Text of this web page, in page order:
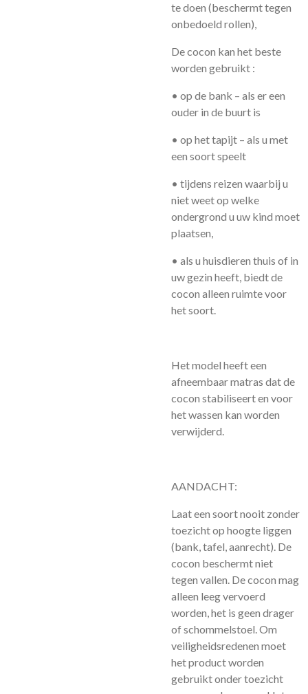
te doen (beschermt tegen
onbedoeld rollen),
De cocon kan het beste
worden gebruikt :
• op de bank – als er een
ouder in de buurt is
• op het tapijt – als u met
een soort speelt
• tijdens reizen waarbij u
niet weet op welke
ondergrond u uw kind moet
plaatsen,
• als u huisdieren thuis of in
uw gezin heeft, biedt de
cocon alleen ruimte voor
het soort.
Het model heeft een
afneembaar matras dat de
cocon stabiliseert en voor
het wassen kan worden
verwijderd.
AANDACHT:
Laat een soort nooit zonder
toezicht op hoogte liggen
(bank, tafel, aanrecht). De
cocon beschermt niet
tegen vallen. De cocon mag
alleen leeg vervoerd
worden, het is geen drager
of schommelstoel. Om
veiligheidsredenen moet
het product worden
gebruikt onder toezicht